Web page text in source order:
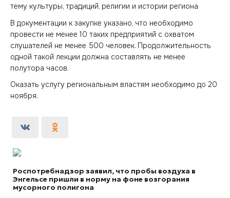
тему культуры, традиций, религии и истории региона
В документации к закупке указано, что необходимо
провести не менее 10 таких предприятий с охватом
слушателей не менее 500 человек. Продолжительность
одной такой лекции должна составлять не менее
полутора часов.
Оказать услугу региональным властям необходимо до 20
ноября.
Роспотребнадзор заявил, что пробы воздуха в
Энгельсе пришли в норму на фоне возгорания
мусорного полигона